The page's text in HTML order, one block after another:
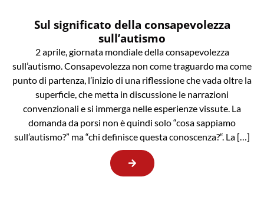
Sul significato della consapevolezza
sull’autismo
2 aprile, giornata mondiale della consapevolezza
sull’autismo. Consapevolezza non come traguardo ma come
punto di partenza, l’inizio di una riflessione che vada oltre la
superficie, che metta in discussione le narrazioni
convenzionali e si immerga nelle esperienze vissute. La
domanda da porsi non è quindi solo “cosa sappiamo
sull’autismo?” ma “chi definisce questa conoscenza?“. La […]